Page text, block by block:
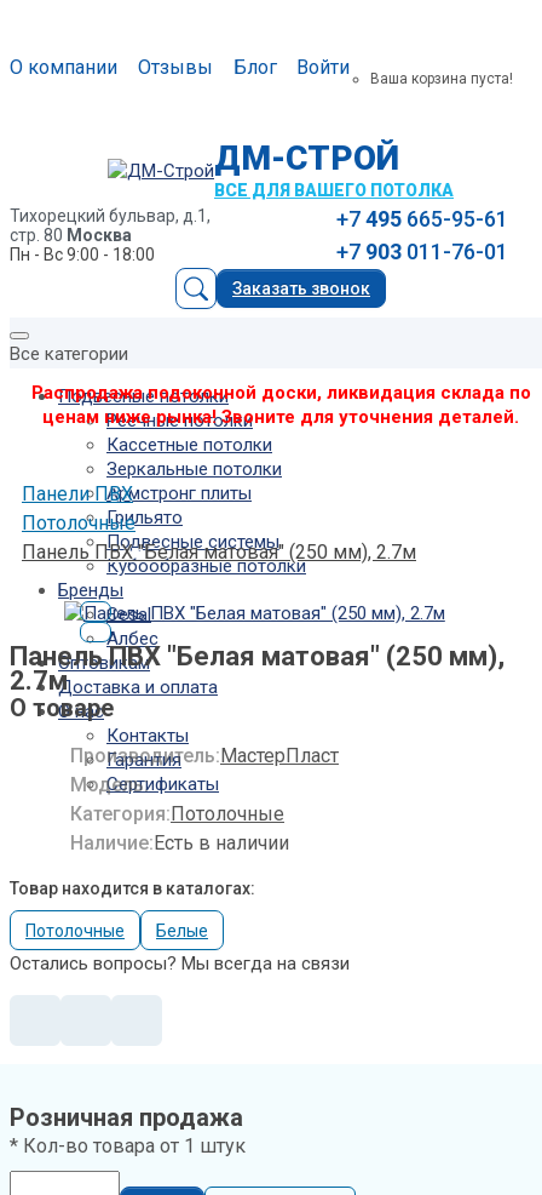
О компании Отзывы Блог Войти Ваша корзина пуста!
ДМ-СТРОЙ
ВСЕ ДЛЯ ВАШЕГО ПОТОЛКА
Тихорецкий бульвар, д.1,
стр. 80 Москва
Пн - Вс 9:00 - 18:00
+7495 665-95-61
+7 903 011-76-01
Заказать звонок
Все категории
Подвесные потолки
Реечные потолки
Кассетные потолки
Зеркальные потолки
Армстронг плиты
Грильято
Подвесные системы
Кубообразные потолки
Бренды
Cesal
Албес
Оптовикам
Доставка и оплата
О нас
Контакты
Гарантия
Сертификаты
Распродажа подоконной доски, ликвидация склада по
ценам ниже рынка! Звоните для уточнения деталей.
Панели ПВХ
Потолочные
Панель ПВХ "Белая матовая" (250 мм), 2.7м
Панель ПВХ "Белая матовая" (250 мм),
2.7м
О товаре
Производитель:МастерПласт
Модель:
Категория:Потолочные
Наличие:Есть в наличии
Товар находится в каталогах:
Потолочные Белые
Остались вопросы? Мы всегда на связи
Розничная продажа
* Кол-во товара от 1 штук